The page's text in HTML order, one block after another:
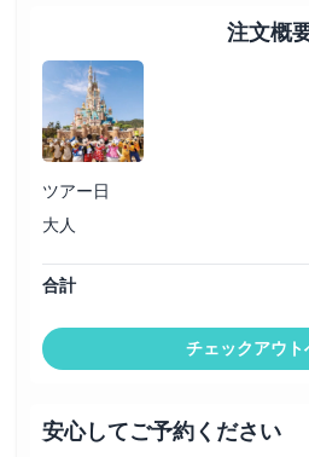
注文概
ツアー日
大人
合計
チェックアウ
安心してご予約ください